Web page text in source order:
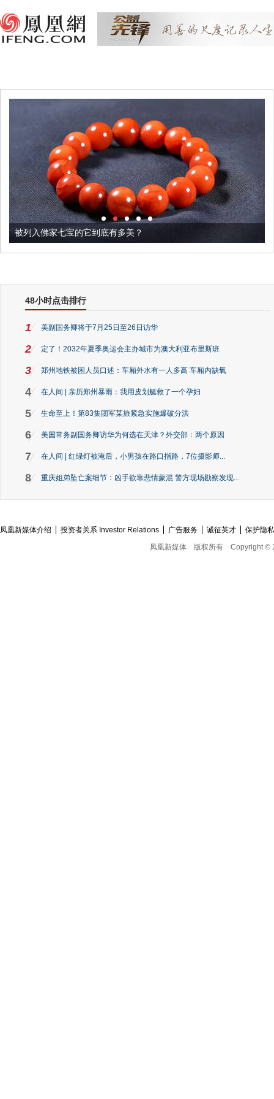
被列入佛家七宝的它到底有多美？
48小时点击排行
1 美副国务卿将于7月25日至26日访华
2 定了！2032年夏季奥运会主办城市为澳大利亚布里斯班
3 郑州地铁被困人员口述：车厢外水有一人多高 车厢内缺氧
4 在人间 | 亲历郑州暴雨：我用皮划艇救了一个孕妇
5 生命至上！第83集团军某旅紧急实施爆破分洪
6 美国常务副国务卿访华为何选在天津？外交部：两个原因
7 在人间 | 红绿灯被淹后，小男孩在路口指路，7位摄影师...
8 重庆姐弟坠亡案细节：凶手欲靠悲情蒙混 警方现场勘察发现...
凤凰新媒体介绍 投资者关系 Investor Relations 广告服务 诚征英才
保护隐
凤凰新媒体
版权所有 Copyright ©